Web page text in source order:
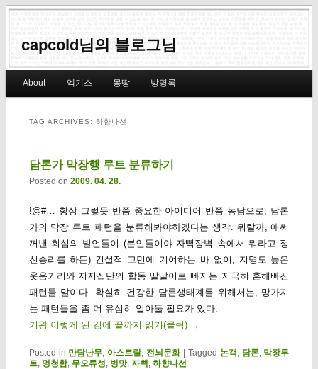
capcold님의 블로그님
Skip to primary content
Skip to secondary content
About 엑기스 몽땅 방명록
TAG ARCHIVES: 하향나선
담론가 막장행 루트 분류하기
Posted on 2009. 04. 28.
!@#… 항상 그렇듯 반쯤 중요한 아이디어 반쯤 농담으로, 담론
가의 막장 루트 패턴을 분류해봐야하겠다는 생각. 뭐랄까, 애써
꺼낸 회심의 발언들이 (본인들이야 자뻑장벽 속에서 뭐라고 정
신승리를 하든) 건설적 고민에 기여하는 바 없이, 지명도 높은
웃음거리와 지지집단의 합동 딸딸이로 빠지는 지극히 흔해빠진
패턴들 말이다. 확실히 건강한 담론생태계를 위해서는, 망가지
는 패턴들을 좀 더 유심히 알아둘 필요가 있다.
기왕 이렇게 된 김에 끝까지 읽기(클릭) →
Posted in 만담난무 아스트랄, 전뇌문화 | Tagged 논객 담론, 막장루
트 멍청함, 무오류성 병맛, 자뻑 하향나선